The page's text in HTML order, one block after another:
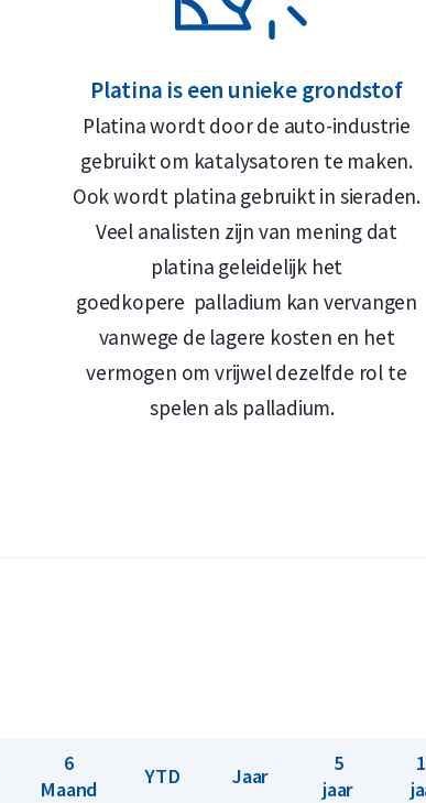
het hoogste veiligheidsniveau en uw
Onze locaties voldoen aan de
Het edelmetaal dat u in opslag plaatst bij
in de boedel, zodat u altijd verzekerd
vanwege de lange traditie als veilige
feit dat het land buiten de Europese
van ten minste 99,95% platina.
interesse van beleggers.
Platina is een unieke grondstof
Platina wordt door de auto-industrie
gebruikt om katalysatoren te maken.
Ook wordt platina gebruikt in sieraden.
Veel analisten zijn van mening dat
platina geleidelijk het
goedkopere palladium kan vervangen
vanwege de lagere kosten en het
vermogen om vrijwel dezelfde rol te
spelen als palladium.
6
Maand
YTD Jaar
5
jaar